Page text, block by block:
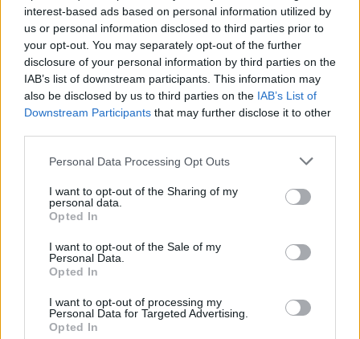
interest-based ads based on personal information utilized by
us or personal information disclosed to third parties prior to
your opt-out. You may separately opt-out of the further
disclosure of your personal information by third parties on the
IAB’s list of downstream participants. This information may
also be disclosed by us to third parties on the IAB’s List of
Downstream Participants that may further disclose it to other
Personal Data Processing Opt Outs
I want to opt-out of the Sharing of my
personal data.
Opted In
I want to opt-out of the Sale of my
Personal Data.
Opted In
I want to opt-out of processing my
Personal Data for Targeted Advertising.
Opted In
2010 7.1 2023